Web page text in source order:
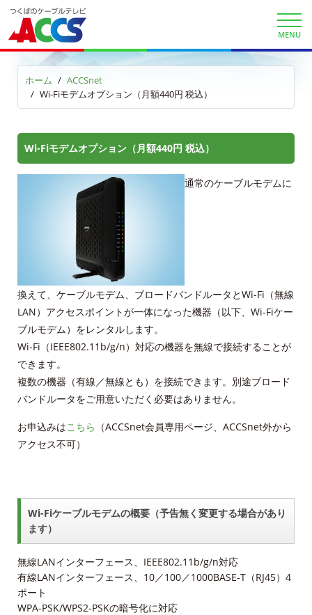
MENU
ホーム
ACCSnet
Wi-Fiモデムオプション（月額440円 税込）
Wi-Fiモデムオプション（月額440円 税込）
通常のケーブルモデムに
換えて、ケーブルモデム、ブロードバンドルータとWi-Fi（無線
LAN）アクセスポイントが一体になった機器（以下、Wi-Fiケー
ブルモデム）をレンタルします。
Wi-Fi（IEEE802.11b/g/n）対応の機器を無線で接続することが
できます。
複数の機器（有線／無線とも）を接続できます。別途ブロード
バンドルータをご用意いただく必要はありません。
お申込みはこちら （ACCSnet会員専用ページ、ACCSnet外から
アクセス不可）
Wi-Fiケーブルモデムの概要（予告無く変更する場合があり
ます）
無線LANインターフェース、IEEE802.11b/g/n対応
有線LANインターフェース、10／100／1000BASE-T（RJ45）4
ポート
WPA-PSK/WPS2-PSKの暗号化に対応